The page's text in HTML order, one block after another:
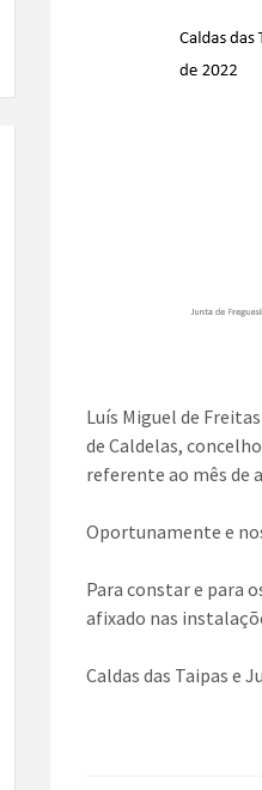
Luís Miguel de
de Caldelas,
referente ao mês de
Oportunamente e
Para constar e para
afixado nas
Caldas das Taipas e